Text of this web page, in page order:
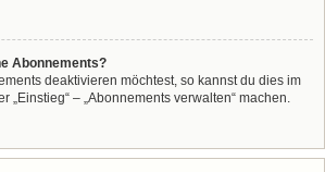
Abonnements?
deaktivieren möchtest, so kannst du dies im
„Einstieg“ – „Abonnements verwalten“ machen.